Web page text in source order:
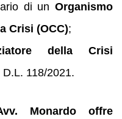
di un Organismo
Crisi (OCC);
della Crisi
118/2021.
Monardo offre